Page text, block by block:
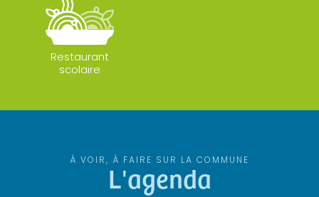
Restaurant
scolaire
À VOIR, À FAIRE SUR LA COMMUNE
L'agenda